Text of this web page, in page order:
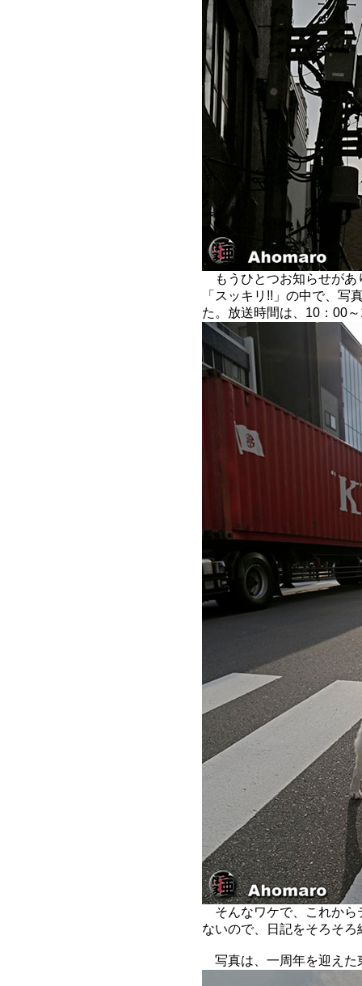
もうひとつお知らせがあ
「スッキリ!!」の中で、写
た。放送時間は、10：00
そんなワケで、これから
ないので、日記をそろそ
写真は、一周年を迎えた